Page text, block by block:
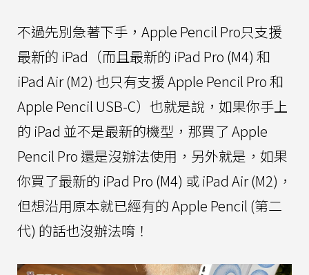
不過先別急著下手，Apple Pencil Pro只支援
最新的 iPad（而且最新的 iPad Pro (M4) 和
iPad Air (M2) 也只有支援 Apple Pencil Pro 和
Apple Pencil USB-C）也就是說，如果你手上
的 iPad 並不是最新的機型，那買了 Apple
Pencil Pro 還是沒辦法使用，另外就是，如果
你買了最新的 iPad Pro (M4) 或 iPad Air (M2)，
但想沿用原本就已經有的 Apple Pencil (第二
代) 的話也沒辦法唷！